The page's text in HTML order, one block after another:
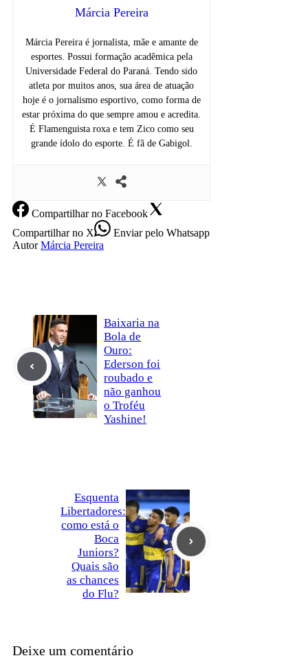
Márcia Pereira
Márcia Pereira é jornalista, mãe e amante de
esportes. Possui formação acadêmica pela
Universidade Federal do Paraná. Tendo sido
atleta por muitos anos, sua área de atuação
hoje é o jornalismo esportivo, como forma de
estar próxima do que sempre amou e acredita.
É Flamenguista roxa e tem Zico como seu
grande ídolo do esporte. É fã de Gabigol.
Compartilharno Facebook
Compartilharno X Enviarpelo Whatsapp
Autor Márcia Pereira
Baixaria na
Bola de
Ouro:
Ederson foi
roubado e
não ganhou
o Troféu
Yashine!
Esquenta
Libertadores:
como está o
Boca
Juniors?
Quais são
as chances
do Flu?
Deixe um comentário